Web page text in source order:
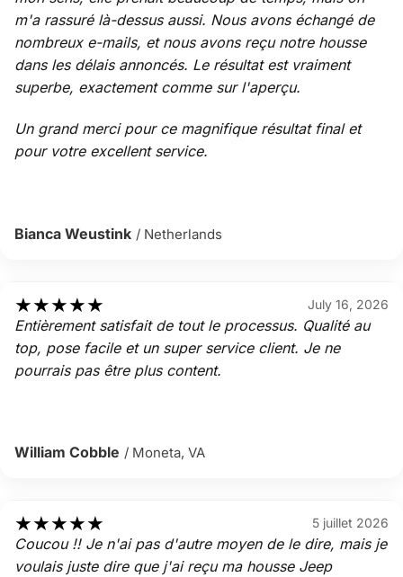
m'a rassuré là-dessus aussi. Nous avons échangé de
nombreux e-mails, et nous avons reçu notre housse
dans les délais annoncés. Le résultat est vraiment
superbe, exactement comme sur l'aperçu.
Un grand merci pour ce magnifique résultat final et
pour votre excellent service.
Bianca Weustink / Netherlands
★★★★★ July 16, 2026
Entièrement satisfait de tout le processus. Qualité au
top, pose facile et un super service client. Je ne
pourrais pas être plus content.
William Cobble / Moneta, VA
★★★★★ 5 juillet 2026
Coucou !! Je n'ai pas d'autre moyen de le dire, mais je
voulais juste dire que j'ai reçu ma housse Jeep